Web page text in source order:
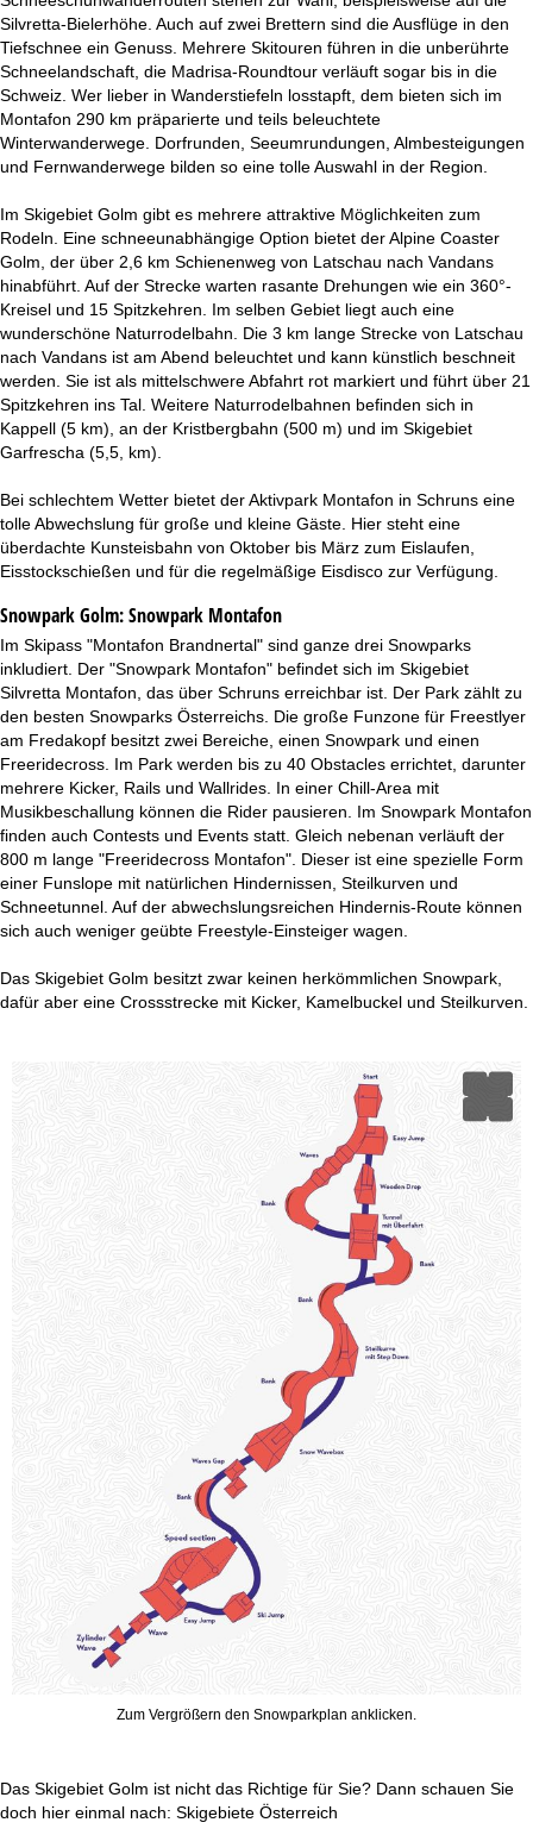
Silvretta-Bielerhöhe. Auch auf zwei Brettern sind die Ausflüge in den
Tiefschnee ein Genuss. Mehrere Skitouren führen in die unberührte
Schneelandschaft, die Madrisa-Roundtour verläuft sogar bis in die
Schweiz. Wer lieber in Wanderstiefeln losstapft, dem bieten sich im
Montafon 290 km präparierte und teils beleuchtete
Winterwanderwege. Dorfrunden, Seeumrundungen, Almbesteigungen
und Fernwanderwege bilden so eine tolle Auswahl in der Region.
Im Skigebiet Golm gibt es mehrere attraktive Möglichkeiten zum
Rodeln. Eine schneeunabhängige Option bietet der Alpine Coaster
Golm, der über 2,6 km Schienenweg von Latschau nach Vandans
hinabführt. Auf der Strecke warten rasante Drehungen wie ein 360°-
Kreisel und 15 Spitzkehren. Im selben Gebiet liegt auch eine
wunderschöne Naturrodelbahn. Die 3 km lange Strecke von Latschau
nach Vandans ist am Abend beleuchtet und kann künstlich beschneit
werden. Sie ist als mittelschwere Abfahrt rot markiert und führt über 21
Spitzkehren ins Tal. Weitere Naturrodelbahnen befinden sich in
Kappell (5 km), an der Kristbergbahn (500 m) und im Skigebiet
Garfrescha (5,5, km).
Bei schlechtem Wetter bietet der Aktivpark Montafon in Schruns eine
tolle Abwechslung für große und kleine Gäste. Hier steht eine
überdachte Kunsteisbahn von Oktober bis März zum Eislaufen,
Eisstockschießen und für die regelmäßige Eisdisco zur Verfügung.
Snowpark Golm:Snowpark Montafon
Im Skipass "Montafon Brandnertal" sind ganze drei Snowparks
inkludiert. Der "Snowpark Montafon" befindet sich im Skigebiet
Silvretta Montafon, das über Schruns erreichbar ist. Der Park zählt zu
den besten Snowparks Österreichs. Die große Funzone für Freestlyer
am Fredakopf besitzt zwei Bereiche, einen Snowpark und einen
Freeridecross. Im Park werden bis zu 40 Obstacles errichtet, darunter
mehrere Kicker, Rails und Wallrides. In einer Chill-Area mit
Musikbeschallung können die Rider pausieren. Im Snowpark Montafon
finden auch Contests und Events statt. Gleich nebenan verläuft der
800 m lange "Freeridecross Montafon". Dieser ist eine spezielle Form
einer Funslope mit natürlichen Hindernissen, Steilkurven und
Schneetunnel. Auf der abwechslungsreichen Hindernis-Route können
sich auch weniger geübte Freestyle-Einsteiger wagen.
Das Skigebiet Golm besitzt zwar keinen herkömmlichen Snowpark,
dafür aber eine Crossstrecke mit Kicker, Kamelbuckel und Steilkurven.
Zum Vergrößern den Snowparkplan anklicken.
Das Skigebiet Golm ist nicht das Richtige für Sie? Dann schauen Sie
doch hier einmal nach: Skigebiete Österreich